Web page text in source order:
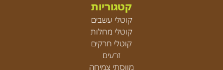
קטגוריות
קוטלי עשבים
קוטלי מחלות
קוטלי חרקים
זרעים
מווסתי צמיחה